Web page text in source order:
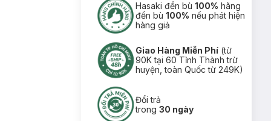
Hasaki đền bù100% hãng
đền bù100% nếu phát hiện
hàng giả
Giao Hàng Miễn Phí (từ
90K tại 60 Tỉnh Thành trừ
huyện, toàn Quốc từ 249K)
Đổi trả
trong30 ngày